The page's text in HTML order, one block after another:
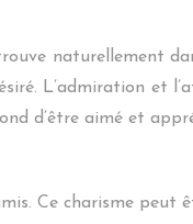
naturellement
L’admiration et
d’être aimé et
Ce charisme peut